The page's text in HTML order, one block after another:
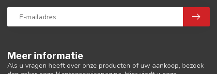
Meer informatie
Als u vragen heeft over onze producten of uw aankoop, bezoek